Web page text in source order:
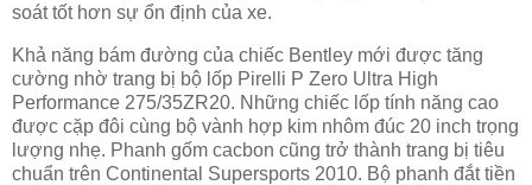
soát tốt hơn sự ổn định của xe.
Khả năng bám đường của chiếc Bentley mới được tăng
cường nhờ trang bị bộ lốp Pirelli P Zero Ultra High
Performance 275/35ZR20. Những chiếc lốp tính năng cao
được cặp đôi cùng bộ vành hợp kim nhôm đúc 20 inch trọng
lượng nhẹ. Phanh gốm cacbon cũng trở thành trang bị tiêu
chuẩn trên Continental Supersports 2010. Bộ phanh đắt tiền